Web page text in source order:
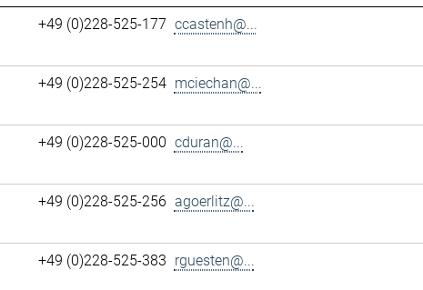
+49 (0)228-525-177 ccastenh@...
+49 (0)228-525-254 mciechan@...
+49 (0)228-525-000 cduran@...
+49 (0)228-525-256 agoerlitz@...
+49 (0)228-525-383 rguesten@...